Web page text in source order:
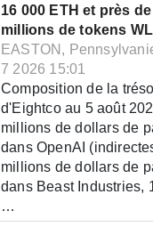
16 000 ETH et près
millions de tokens
EASTON,
7 2026 15:01
Composition de la
d'Eightco au 5 août
millions de dollars de
dans OpenAI
millions de dollars de
dans Beast Industries,
…